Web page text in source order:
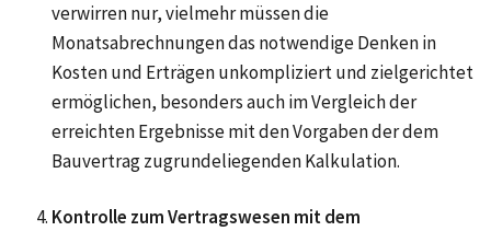
verwirren nur, vielmehr müssen die
Monatsabrechnungen das notwendige Denken in
Kosten und Erträgen unkompliziert und zielgerichtet
ermöglichen, besonders auch im Vergleich der
erreichten Ergebnisse mit den Vorgaben der dem
Bauvertrag zugrundeliegenden Kalkulation.
Kontrolle zum Vertragswesen mit dem